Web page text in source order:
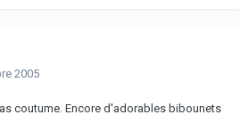
2005
coutume. Encore d'adorables bibounets